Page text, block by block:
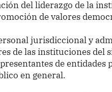
del liderazgo de la
de valores
jurisdiccional y
de las instituciones del
de entidades
en general.